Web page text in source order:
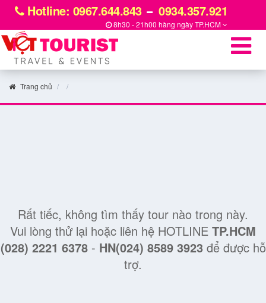
Hotline: 0967.644.843 0934.357.921
8h30 - 21h00 hàng ngàyTP.HCM
Trang chủ
Rất tiếc, không tìm thấy tour nào trong này.
Vui lòng thử lại hoặc liên hệ HOTLINE TP.HCM
(028) 2221 6378- HN(024) 8589 3923để được hỗ
trợ.